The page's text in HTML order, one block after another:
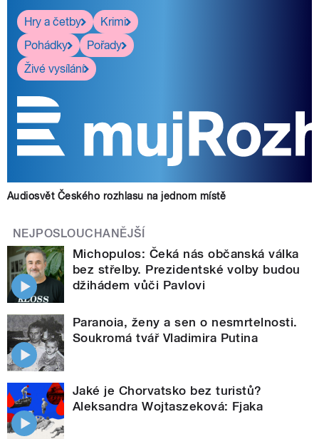
Hry a četby
Krimi
Pohádky
Pořady
Živé vysílání
Audiosvět Českého rozhlasu na jednom místě
NEJPOSLOUCHANĚJŠÍ
Michopulos: Čeká nás občanská válka
bez střelby. Prezidentské volby budou
džihádem vůči Pavlovi
Paranoia, ženy a sen o nesmrtelnosti.
Soukromá tvář Vladimira Putina
Jaké je Chorvatsko bez turistů?
Aleksandra Wojtaszeková: Fjaka